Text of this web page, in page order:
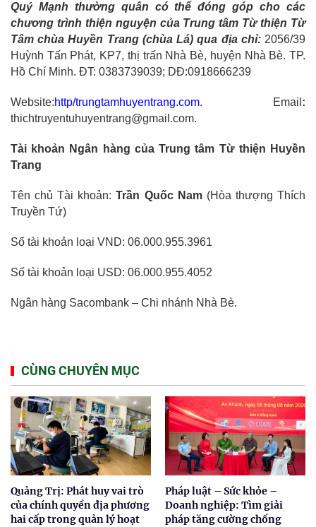
Quý Mạnh thường quân có thể đóng góp cho các
chương trình thiện nguyện của Trung tâm Từ thiện Từ
Tâm chùa Huyền Trang (chùa Lá) qua địa chỉ: 2056/39
Huỳnh Tấn Phát, KP7, thị trấn Nhà Bè, huyện Nhà Bè. TP.
Hồ Chí Minh. ĐT: 0383739039; DĐ:0918666239
Website:http/trungtamhuyentrang.com. Email :
thichtruyentuhuyentrang@gmail.com.
Tài khoản Ngân hàng của Trung tâm Từ thiện Huyền
Trang
Tên chủ Tài khoản:Trần Quốc Nam(Hòa thượng Thích
Truyền Tứ)
Số tài khoản loại VND: 06.000.955.3961
Số tài khoản loại USD: 06.000.955.4052
Ngân hàng Sacombank – Chi nhánh Nhà Bè.
CÙNG CHUYÊN MỤC
Quảng Trị: Phát huy vai trò
của chính quyền địa phương
hai cấp trong quản lý hoạt
Pháp luật – Sức khỏe –
Doanh nghiệp: Tìm giải
pháp tăng cường chống